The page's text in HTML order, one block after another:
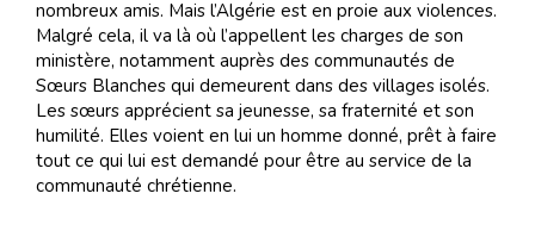
nombreux amis. Mais l’Algérie est en proie aux violences.
Malgré cela, il va là où l’appellent les charges de son
ministère, notamment auprès des communautés de
Sœurs Blanches qui demeurent dans des villages isolés.
Les sœurs apprécient sa jeunesse, sa fraternité et son
humilité. Elles voient en lui un homme donné, prêt à faire
tout ce qui lui est demandé pour être au service de la
communauté chrétienne.